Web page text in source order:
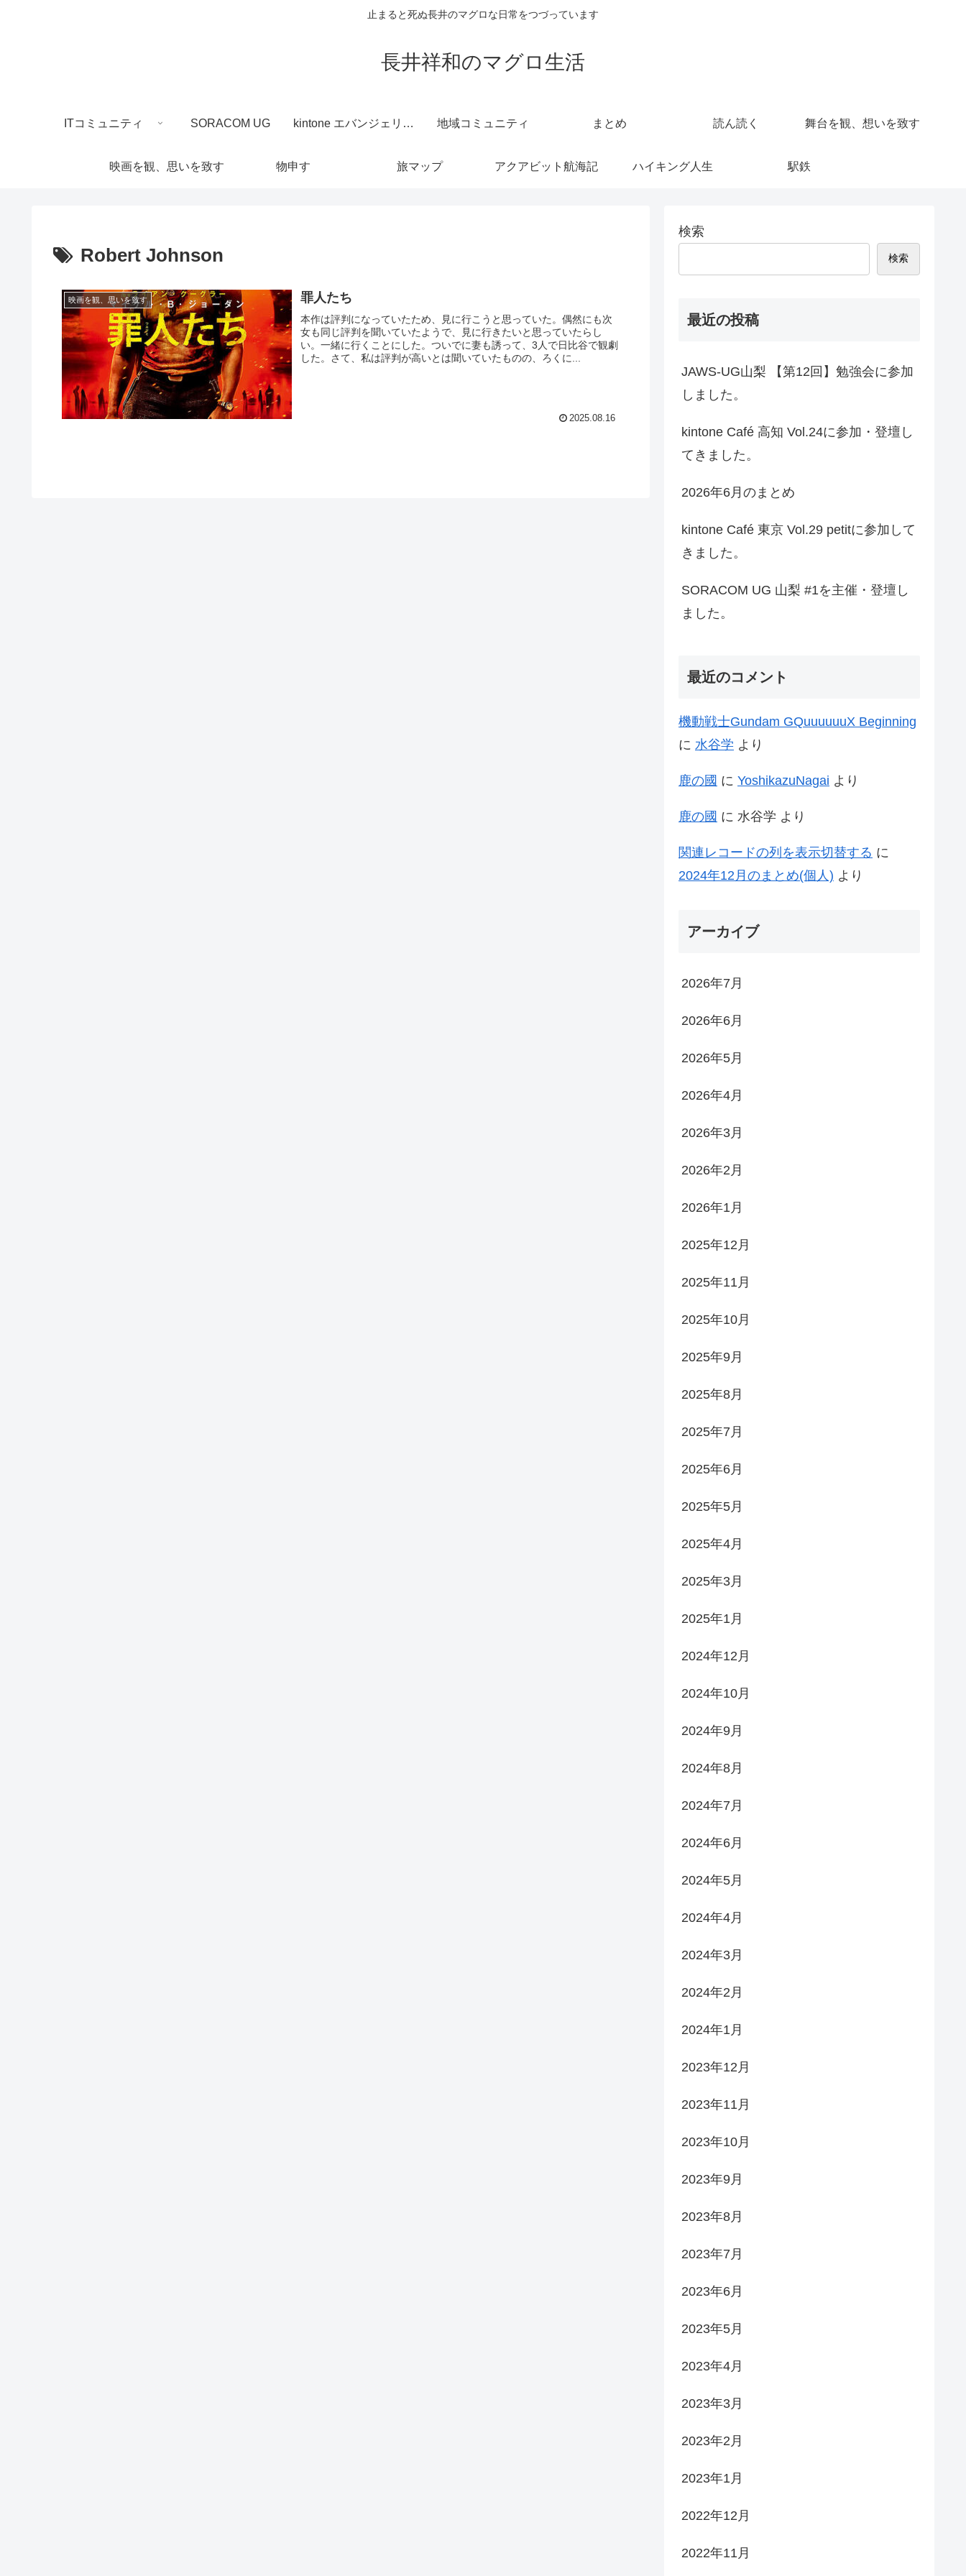
止まると死ぬ長井のマグロな日常をつづっています
長井祥和のマグロ生活
ITコミュニティ SORACOM UG kintone エバンジェリスト 地域コミュニティ まとめ 読ん読く 舞台を観、想いを致す
映画を観、思いを致す 物申す 旅マップ アクアビット航海記 ハイキング人生 駅鉄
Robert Johnson
映画を観、思いを致す 罪人たち
本作は評判になっていたため、見に行こうと思っていた。偶然にも次
女も同じ評判を聞いていたようで、見に行きたいと思っていたらし
い。一緒に行くことにした。ついでに妻も誘って、3人で日比谷で観劇
した。さて、私は評判が高いとは聞いていたものの、ろくに...
2025.08.16
検索
検索
最近の投稿
JAWS-UG山梨 【第12回】勉強会に参加
しました。
kintone Café 高知 Vol.24に参加・登壇し
てきました。
2026年6月のまとめ
kintone Café 東京 Vol.29 petitに参加して
きました。
SORACOM UG 山梨 #1を主催・登壇し
ました。
最近のコメント
機動戦士Gundam GQuuuuuuX Beginning
に 水谷学 より
鹿の國 に YoshikazuNagai より
鹿の國 に 水谷学 より
関連レコードの列を表示切替する に
2024年12月のまとめ(個人) より
アーカイブ
2026年7月
2026年6月
2026年5月
2026年4月
2026年3月
2026年2月
2026年1月
2025年12月
2025年11月
2025年10月
2025年9月
2025年8月
2025年7月
2025年6月
2025年5月
2025年4月
2025年3月
2025年1月
2024年12月
2024年10月
2024年9月
2024年8月
2024年7月
2024年6月
2024年5月
2024年4月
2024年3月
2024年2月
2024年1月
2023年12月
2023年11月
2023年10月
2023年9月
2023年8月
2023年7月
2023年6月
2023年5月
2023年4月
2023年3月
2023年2月
2023年1月
2022年12月
2022年11月